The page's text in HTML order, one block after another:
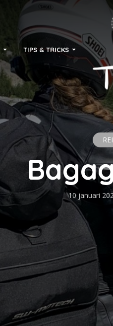
TIPS & TRICKS
10 januari